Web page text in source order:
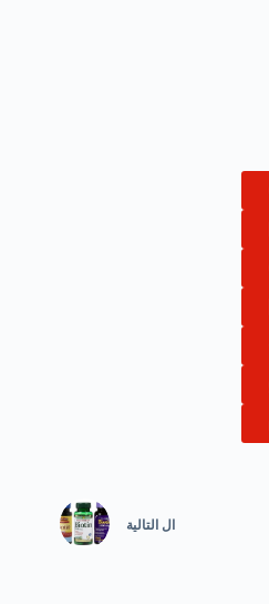
ال التالية